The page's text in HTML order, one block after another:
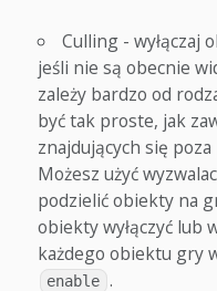
Culling - wyłączaj
jeśli nie są obecnie
zależy bardzo od
być tak proste, jak
znajdujących się
Możesz użyć
podzielić obiekty na
obiekty wyłączyć lub
każdego obiektu gry
enable .